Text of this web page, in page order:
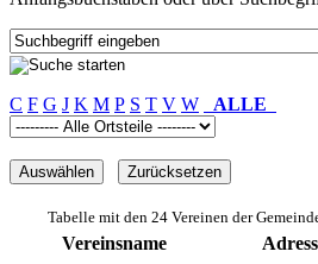
C F G J K M P S T V W ALLE
Tabelle mit den 24 Vereinen der
Vereinsname